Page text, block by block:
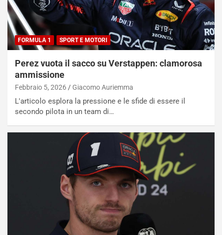
FORMULA 1 SPORT E MOTORI
Perez vuota il sacco su Verstappen: clamorosa
ammissione
Febbraio 5, 2026 Giacomo Auriemma
L'articolo esplora la pressione e le sfide di essere il
secondo pilota in un team di…